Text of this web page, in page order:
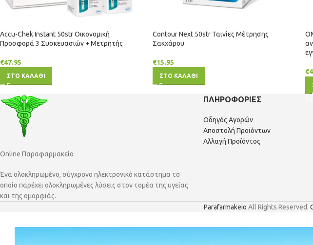
Accu-Chek Instant 50str Οικονομική
Προσφορά 3 Συσκευασιών + Μετρητής
€47.95
ΣΤΟ ΚΑΛΑΘΙ
Contour Next 50str Ταινίες Μέτρησης
Σακχάρου
€15.95
ΣΤΟ ΚΑΛΑΘΙ
€
Online Παραφαρμακείο
Ένα ολοκληρωμένο, σύγχρονο ηλεκτρονικό κατάστημα το
οποίο παρέχει ολοκληρωμένες λύσεις στον τομέα της υγείας
και της ομορφιάς.
ΠΛΗΡΟΦΟΡΙΕΣ
Οδηγός Αγορών
Αποστολή Προϊόντων
Αλλαγή Προϊόντος
Parafarmakeio All Rights Reserved.